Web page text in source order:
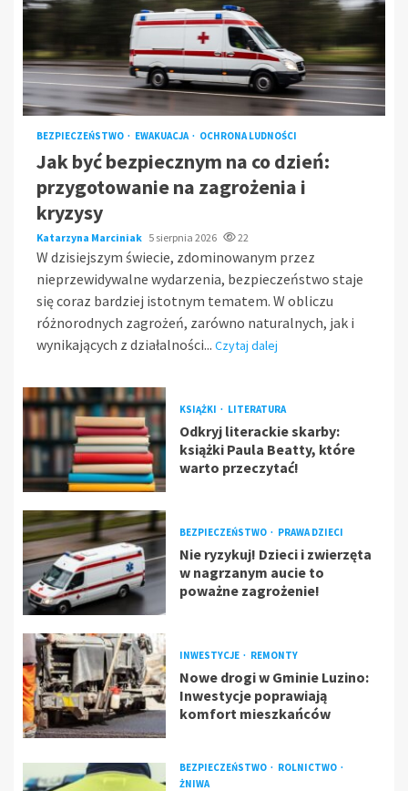
BEZPIECZEŃSTWO EWAKUACJA OCHRONA LUDNOŚCI
Jak być bezpiecznym na co dzień:
przygotowanie na zagrożenia i
kryzysy
Katarzyna Marciniak 5 sierpnia 2026 22
W dzisiejszym świecie, zdominowanym przez
nieprzewidywalne wydarzenia, bezpieczeństwo staje
się coraz bardziej istotnym tematem. W obliczu
różnorodnych zagrożeń, zarówno naturalnych, jak i
wynikających z działalności... Czytaj dalej
KSIĄŻKI LITERATURA
Odkryj literackie skarby:
książki Paula Beatty, które
warto przeczytać!
BEZPIECZEŃSTWO PRAWA DZIECI
Nie ryzykuj! Dzieci i zwierzęta
w nagrzanym aucie to
poważne zagrożenie!
INWESTYCJE REMONTY
Nowe drogi w Gminie Luzino:
Inwestycje poprawiają
komfort mieszkańców
BEZPIECZEŃSTWO
ROLNICTWO
ŻNIWA